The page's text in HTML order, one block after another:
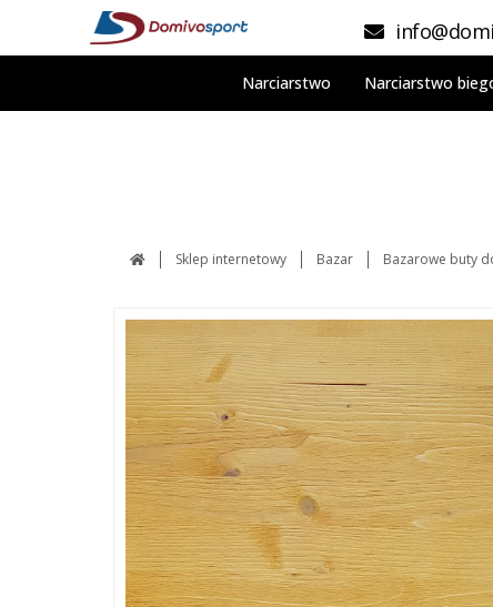
Narciarstwo Narciarstwo
Sklep internetowy Bazar Bazarowe buty